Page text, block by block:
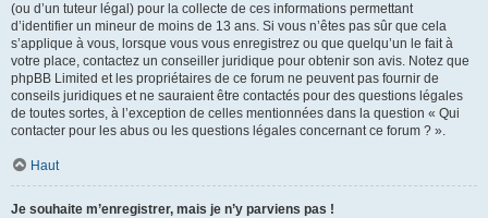
(ou d’un tuteur légal) pour la collecte de ces informations permettant
d’identifier un mineur de moins de 13 ans. Si vous n’êtes pas sûr que cela
s’applique à vous, lorsque vous vous enregistrez ou que quelqu’un le fait à
votre place, contactez un conseiller juridique pour obtenir son avis. Notez que
phpBB Limited et les propriétaires de ce forum ne peuvent pas fournir de
conseils juridiques et ne sauraient être contactés pour des questions légales
de toutes sortes, à l’exception de celles mentionnées dans la question « Qui
contacter pour les abus ou les questions légales concernant ce forum ? ».
Haut
Je souhaite m’enregistrer, mais je n’y parviens pas !